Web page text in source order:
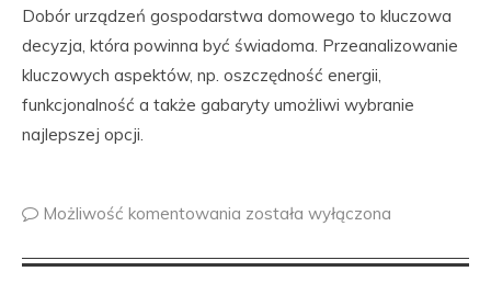
Dobór urządzeń gospodarstwa domowego to kluczowa
decyzja, która powinna być świadoma. Przeanalizowanie
kluczowych aspektów, np. oszczędność energii,
funkcjonalność a także gabaryty umożliwi wybranie
najlepszej opcji.
Możliwość komentowania została wyłączona